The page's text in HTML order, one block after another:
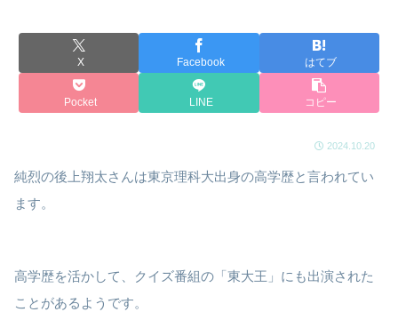
X Facebook はてブ
Pocket LINE コピー
2024.10.20
純烈の後上翔太さんは東京理科大出身の高学歴と言われてい
ます。
高学歴を活かして、クイズ番組の「東大王」にも出演された
ことがあるようです。